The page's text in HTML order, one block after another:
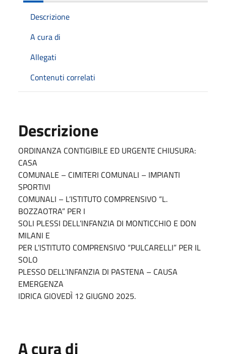
Descrizione
A cura di
Allegati
Contenuti correlati
Descrizione
ORDINANZA CONTIGIBILE ED URGENTE CHIUSURA:
CASA
COMUNALE – CIMITERI COMUNALI – IMPIANTI
SPORTIVI
COMUNALI – L’ISTITUTO COMPRENSIVO “L.
BOZZAOTRA” PER I
SOLI PLESSI DELL’INFANZIA DI MONTICCHIO E DON
MILANI E
PER L’ISTITUTO COMPRENSIVO “PULCARELLI” PER IL
SOLO
PLESSO DELL’INFANZIA DI PASTENA – CAUSA
EMERGENZA
IDRICA GIOVEDÌ 12 GIUGNO 2025.
A cura di